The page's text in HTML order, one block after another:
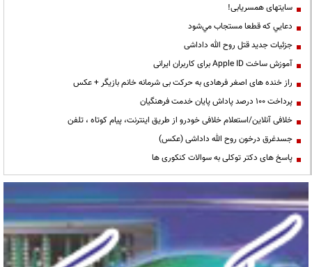
سایتهای همسریابی!
دعايي كه قطعا مستجاب مي‌شود
جزئیات جدید قتل روح الله داداشی
آموزش ساخت Apple ID برای کاربران ایرانی
راز خنده های اصغر فرهادی به حرکت بی شرمانه خانم بازیگر + عکس
پرداخت ۱۰۰ درصد پاداش پایان خدمت فرهنگیان
خلافی آنلاین/استعلام خلافی خودرو از طریق اینترنت، پیام کوتاه ، تلفن
جسدغرق درخون روح الله داداشی (عکس)
پاسخ های دکتر توکلی به سوالات کنکوری ها